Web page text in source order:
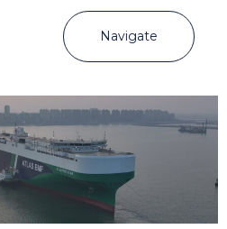
Navigate